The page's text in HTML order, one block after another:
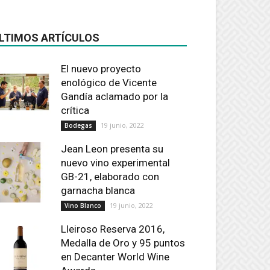
ARTÍCULOS
El nuevo proyecto
enológico de Vicente
Gandía aclamado por la
crítica
Bodegas 19 junio, 2022
Jean Leon presenta su
nuevo vino experimental
GB-21, elaborado con
garnacha blanca
Vino Blanco 19 junio, 2022
Lleiroso Reserva 2016,
Medalla de Oro y 95 puntos
en Decanter World Wine